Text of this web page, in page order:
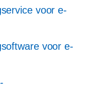
voor e-
voor e-